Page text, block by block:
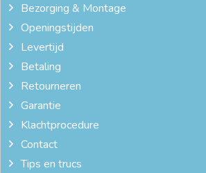
Bezorging & Montage
Openingstijden
Levertijd
Betaling
Retourneren
Garantie
Klachtprocedure
Contact
Tips en trucs